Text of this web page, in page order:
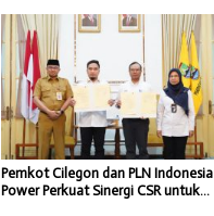
Pemkot Cilegon dan PLN Indonesia
Power Perkuat Sinergi CSR untuk